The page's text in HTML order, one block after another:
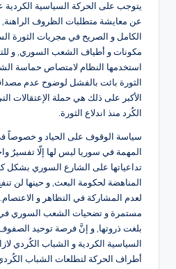
يتوجب على الحركة السياسية
عن معايشة متطلبات الظروف الراهنة,
الكامل و الصريح في مجريات الثورة
مكونات و أطياف الشعب السوري, و
استخدمها النظام لامتصاص حماسة
الثورة بائت بالفشل لوضوح عدم
الأكبر على ذلك هي حملة الإعتقالات
الكُرد منذ اندلاع الثورة.
سياسة الوقوف على الحياد و خصوصاً في
المهمة في سوريا ليس لها إلّا
تداعياتها على الشارع السوري بشكل
المناهضة لحكومة البعث, و حينها لن
لعدم المشاركة في التظاهر و
مستمرة و تضحيات الشعب السوري في
بلغت ذروتها, و إنَّ فرصة توحيد
السياسية الكردية و الشباب الكُردي
أطراف الحركة لتطلعات الشباب الكُردي